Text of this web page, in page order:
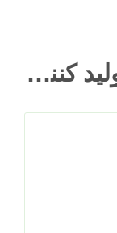
کلید واژه محصولات: تولید کنندگان آب صبر زرد